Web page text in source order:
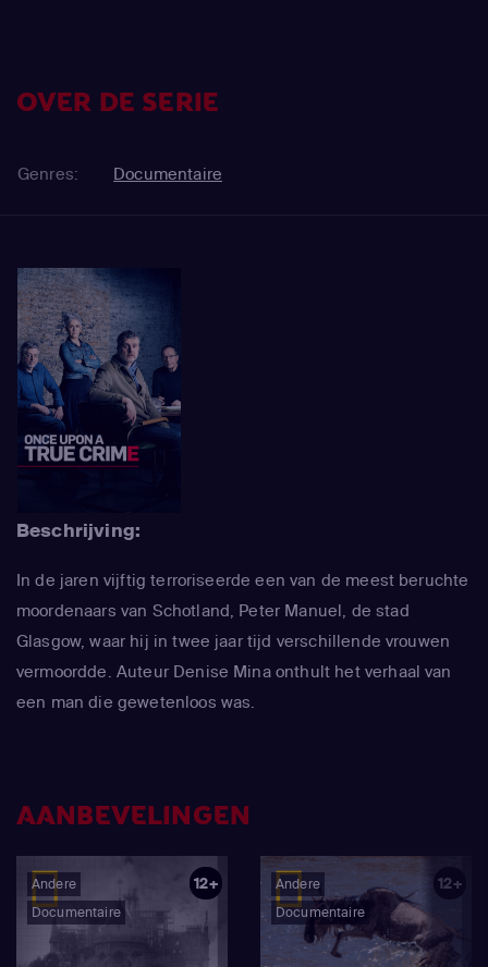
OVER DE SERIE
Genres: Documentaire
Beschrijving:
In de jaren vijftig terroriseerde een van de meest beruchte
moordenaars van Schotland, Peter Manuel, de stad
Glasgow, waar hij in twee jaar tijd verschillende vrouwen
vermoordde. Auteur Denise Mina onthult het verhaal van
een man die gewetenloos was.
AANBEVELINGEN
Andere
Documentaire
12+
Andere
Documentaire
12+